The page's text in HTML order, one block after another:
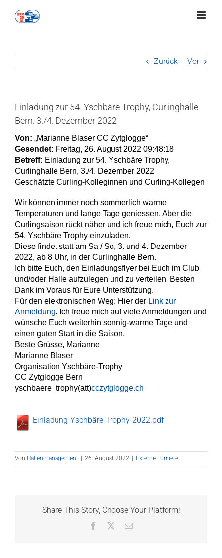
Inhalt
Zurück Vor
Einladung zur 54. Yschbäre Trophy, Curlinghalle
Bern, 3./4. Dezember 2022
Von: „Marianne Blaser CC Zytglogge“
Gesendet: Freitag, 26. August 2022 09:48:18
Betreff: Einladung zur 54. Yschbäre Trophy,
Curlinghalle Bern, 3./4. Dezember 2022
Geschätzte Curling-Kolleginnen und Curling-Kollegen
Wir können immer noch sommerlich warme
Temperaturen und lange Tage geniessen. Aber die
Curlingsaison rückt näher und ich freue mich, Euch zur
54. Yschbäre Trophy einzuladen.
Diese findet statt am Sa / So, 3. und 4. Dezember
2022, ab 8 Uhr, in der Curlinghalle Bern.
Ich bitte Euch, den Einladungsflyer bei Euch im Club
und/oder Halle aufzulegen und zu verteilen. Besten
Dank im Voraus für Eure Unterstützung.
Für den elektronischen Weg: Hier der Link zur
Anmeldung. Ich freue mich auf viele Anmeldungen und
wünsche Euch weiterhin sonnig-warme Tage und
einen guten Start in die Saison.
Beste Grüsse, Marianne
Marianne Blaser
Organisation Yschbäre-Trophy
CC Zytglogge Bern
yschbaere_trophy(att)cczytglogge.ch
Einladung-Yschbäre-Trophy-2022.pdf
Von Hallenmanagement 26. August 2022 Externe Turniere
Share This Story, Choose Your Platform!
Facebook
E-